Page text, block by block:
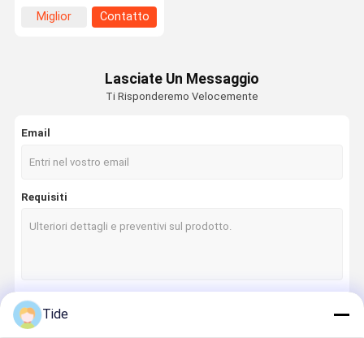
Miglior
Contatto
Lasciate Un Messaggio
Ti Risponderemo Velocemente
Email
Requisiti
Tide